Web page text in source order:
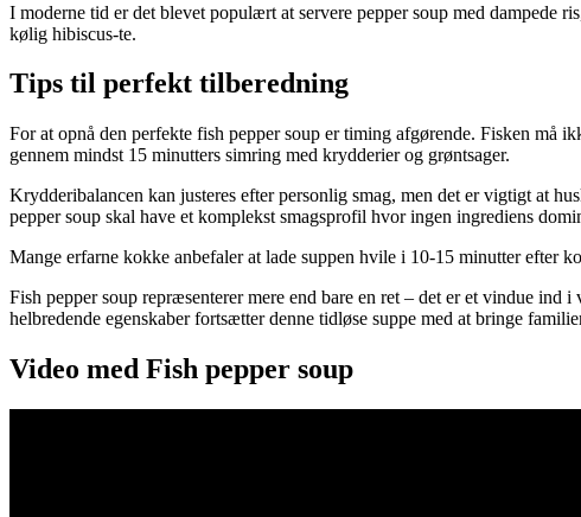
I moderne tid er det blevet populært at servere pepper soup med dampede
kølig hibiscus-te.
Tips til perfekt tilberedning
For at opnå den perfekte fish pepper soup er timing afgørende. Fisken må
gennem mindst 15 minutters simring med krydderier og grøntsager.
Krydderibalancen kan justeres efter personlig smag, men det er vigtigt at
pepper soup skal have et komplekst smagsprofil hvor ingen ingrediens
Mange erfarne kokke anbefaler at lade suppen hvile i 10-15 minutter efter
Fish pepper soup repræsenterer mere end bare en ret – det er et vindue
helbredende egenskaber fortsætter denne tidløse suppe med at bringe
Video med Fish pepper soup